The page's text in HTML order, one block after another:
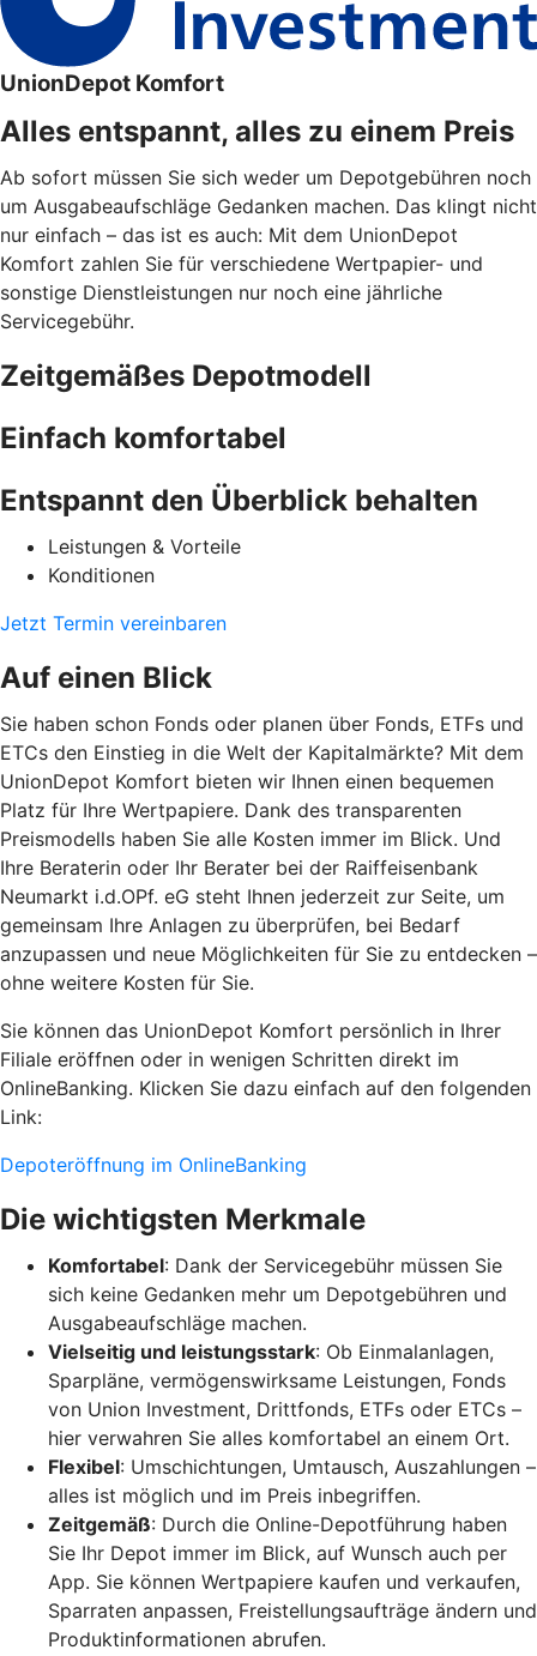
UnionDepot Komfort
Alles entspannt, alles zu einem Preis
Ab sofort müssen Sie sich weder um Depotgebühren noch
um Ausgabeaufschläge Gedanken machen. Das klingt nicht
nur einfach – das ist es auch: Mit dem UnionDepot
Komfort zahlen Sie für verschiedene Wertpapier- und
sonstige Dienstleistungen nur noch eine jährliche
Servicegebühr.
Zeitgemäßes Depotmodell
Einfach komfortabel
Entspannt den Überblick behalten
Leistungen & Vorteile
Konditionen
Jetzt Termin vereinbaren
Auf einen Blick
Sie haben schon Fonds oder planen über Fonds, ETFs und
ETCs den Einstieg in die Welt der Kapitalmärkte? Mit dem
UnionDepot Komfort bieten wir Ihnen einen bequemen
Platz für Ihre Wertpapiere. Dank des transparenten
Preismodells haben Sie alle Kosten immer im Blick. Und
Ihre Beraterin oder Ihr Berater bei der Raiffeisenbank
Neumarkt i.d.OPf. eG steht Ihnen jederzeit zur Seite, um
gemeinsam Ihre Anlagen zu überprüfen, bei Bedarf
anzupassen und neue Möglichkeiten für Sie zu entdecken –
ohne weitere Kosten für Sie.
Sie können das UnionDepot Komfort persönlich in Ihrer
Filiale eröffnen oder in wenigen Schritten direkt im
OnlineBanking. Klicken Sie dazu einfach auf den folgenden
Link:
Depoteröffnung im OnlineBanking
Die wichtigsten Merkmale
Komfortabel: Dank der Servicegebühr müssen Sie
sich keine Gedanken mehr um Depotgebühren und
Ausgabeaufschläge machen.
Vielseitig und leistungsstark: Ob Einmalanlagen,
Sparpläne, vermögenswirksame Leistungen, Fonds
von Union Investment, Drittfonds, ETFs oder ETCs –
hier verwahren Sie alles komfortabel an einem Ort.
Flexibel: Umschichtungen, Umtausch, Auszahlungen –
alles ist möglich und im Preis inbegriffen.
Zeitgemäß: Durch die Online-Depotführung haben
Sie Ihr Depot immer im Blick, auf Wunsch auch per
App. Sie können Wertpapiere kaufen und verkaufen,
Sparraten anpassen, Freistellungsaufträge ändern und
Produktinformationen abrufen.